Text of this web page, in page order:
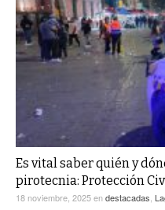
Es vital saber quién y
pirotecnia: Protección
18 noviembre, 2025endestacadas